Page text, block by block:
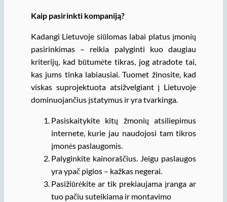
Kaip pasirinkti kompaniją?
Kadangi Lietuvoje siūlomas labai platus įmonių
pasirinkimas – reikia palyginti kuo daugiau
kriterijų, kad būtumėte tikras, jog atradote tai,
kas jums tinka labiausiai. Tuomet žinosite, kad
viskas suprojektuota atsižvelgiant į Lietuvoje
dominuojančius įstatymus ir yra tvarkinga.
Pasiskaitykite kitų žmonių atsiliepimus
internete, kurie jau naudojosi tam tikros
įmonės paslaugomis.
Palyginkite kainoraščius. Jeigu paslaugos
yra ypač pigios – kažkas negerai.
Pasižiūrėkite ar tik prekiaujama įranga ar
tuo pačiu suteikiama ir montavimo